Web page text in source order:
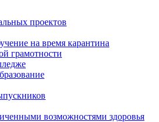
проектов
на время карантина
грамотности
возможностями здоровья